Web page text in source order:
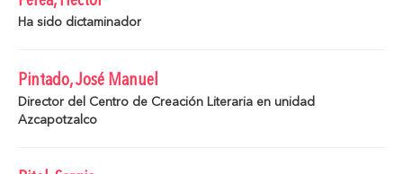
Ha sido dictaminador
Pintado, José Manuel
Director del Centro de Creación Literaria en unidad
Azcapotzalco